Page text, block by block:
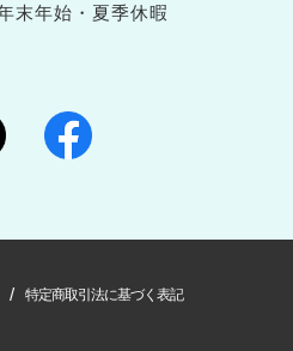
末年始・夏季休暇
/ 特定商取引法に基づく表記